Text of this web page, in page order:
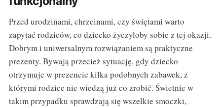
Przed urodzinami, chrzcinami, czy świętami warto
zapytać rodziców, co dziecko życzyłoby sobie z tej okazji.
Dobrym i uniwersalnym rozwiązaniem są praktyczne
prezenty. Bywają przecież sytuację, gdy dziecko
otrzymuje w prezencie kilka podobnych zabawek, z
którymi rodzice nie wiedzą już co zrobić. Świetnie w
takim przypadku sprawdzają się wszelkie smoczki,